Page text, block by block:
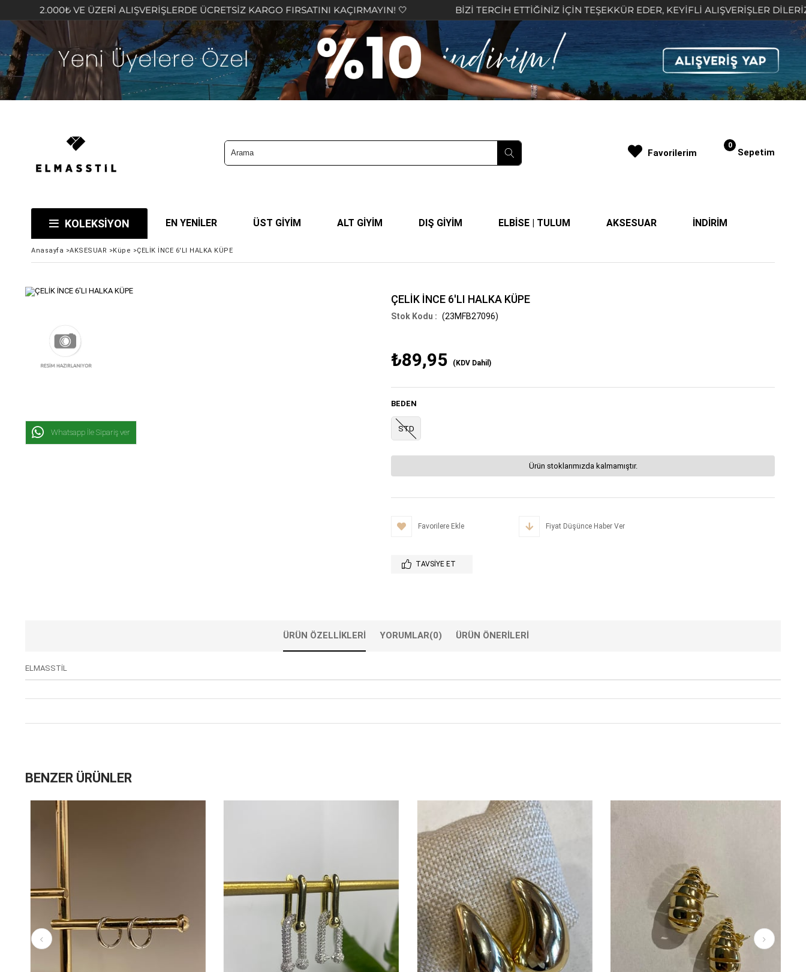
VE ÜZERİ ALIŞVERİŞLERDE ÜCRETSİZ KARGO FIRSATINI KAÇIRMAYIN! 🤍 BİZİ TERCİH ETTİĞİNİZ İÇİN TEŞEKKÜR EDER, KEYİFLİ ALIŞVERİŞLER DİLERİZ 🤍
Sepetim
0
KOLEKSİYON EN YENİLER ÜST GİYİM ALT GİYİM DIŞ GİYİM ELBİSE | TULUM AKSESUAR İNDİRİM
Favorilerim
Anasayfa >AKSESUAR >Küpe >ÇELİK İNCE 6'LI HALKA KÜPE
Whatsapp İle Sipariş ver
ÇELİK İNCE 6'LI HALKA KÜPE
(23MFB27096)
₺89,95 (KDV Dahil)
BEDEN
STD
Ürün stoklarımızda kalmamıştır.
Favorilere Ekle Fiyat Düşünce Haber Ver
TAVSIYE ET
ÜRÜN ÖZELLIKLERI YORUMLAR(0) ÜRÜN ÖNERILERI
ELMASSTİL
BENZER ÜRÜNLER